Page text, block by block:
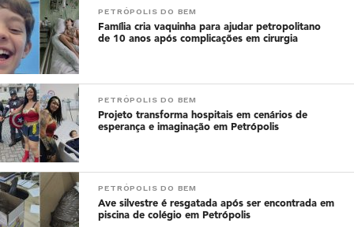
PETRÓPOLIS DO BEM
Família cria vaquinha para ajudar petropolitano
de 10 anos após complicações em cirurgia
PETRÓPOLIS DO BEM
Projeto transforma hospitais em cenários de
esperança e imaginação em Petrópolis
PETRÓPOLIS DO BEM
Ave silvestre é resgatada após ser encontrada em
piscina de colégio em Petrópolis